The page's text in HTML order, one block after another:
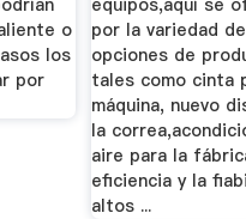
o
los
por
por la variedad
opciones de
tales como cinta
máquina, nuevo
la
aire para la
eficiencia y la
altos ...